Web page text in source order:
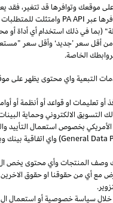
وتوافرها قد تتغير، فقد
عبر
وامتثلت
“
(بمافيذلك استخدامأيأداةأو
منأقلسعر ’جديد‘ وأقلسعر ”
الخاصة.
التبعية واي محتوى يظهر على
او قواعد أو أنظمة أو
التسويق الالكتروني وحماية
الأمريكي بخصوص استعمال التأييد
General Data) واي اتفاقية
المنتجات وأي محتوى يخص ال
أي من حقوقنا او حقوق
خلال سياسة خصوصية أو استعمال ال